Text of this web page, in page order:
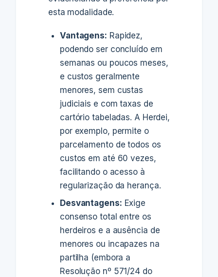
esta modalidade.
Vantagens: Rapidez,
podendo ser concluído em
semanas ou poucos meses,
e custos geralmente
menores, sem custas
judiciais e com taxas de
cartório tabeladas. A Herdei,
por exemplo, permite o
parcelamento de todos os
custos em até 60 vezes,
facilitando o acesso à
regularização da herança.
Desvantagens: Exige
consenso total entre os
herdeiros e a ausência de
menores ou incapazes na
partilha (embora a
Resolução nº 571/24 do